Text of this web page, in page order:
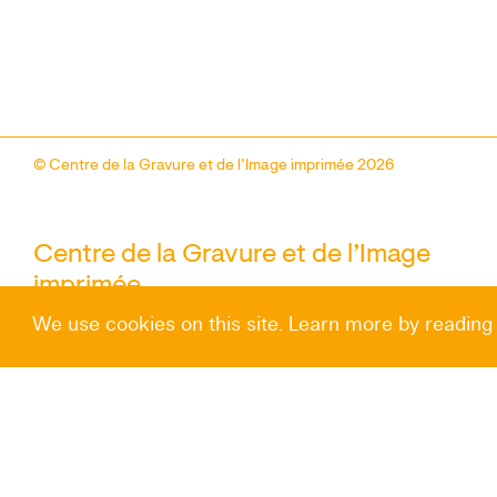
We use cookies on this site. Learn more by
Centre de la Gravure et de l’Image
imprimée
—
© Centre de la Gravure et de l’Image imprimée 2026